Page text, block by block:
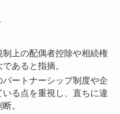
上の配偶者控除や相続権
あると指摘。
ートナーシップ制度や企
る点を重視し、直ちに違
。